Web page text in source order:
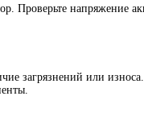
Проверьте напряжение
загрязнений или